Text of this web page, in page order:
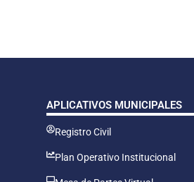
APLICATIVOS MUNICIPALES
Registro Civil
Plan Operativo Institucional